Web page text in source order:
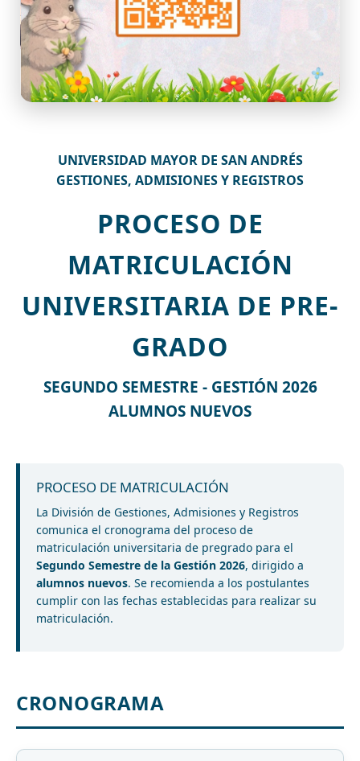
UNIVERSIDAD MAYOR DE SAN ANDRÉS
GESTIONES, ADMISIONES Y REGISTROS
PROCESO DE
MATRICULACIÓN
UNIVERSITARIA DE PRE-
GRADO
SEGUNDO SEMESTRE - GESTIÓN 2026
ALUMNOS NUEVOS
PROCESO DE MATRICULACIÓN
La División de Gestiones, Admisiones y Registros
comunica el cronograma del proceso de
matriculación universitaria de pregrado para el
Segundo Semestre de la Gestión 2026, dirigido a
alumnos nuevos. Se recomienda a los postulantes
cumplir con las fechas establecidas para realizar su
matriculación.
CRONOGRAMA